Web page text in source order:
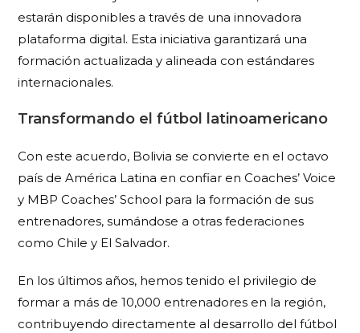
estarán disponibles a través de una innovadora
plataforma digital. Esta iniciativa garantizará una
formación actualizada y alineada con estándares
internacionales.
Transformando el fútbol latinoamericano
Con este acuerdo, Bolivia se convierte en el octavo
país de América Latina en confiar en Coaches’ Voice
y MBP Coaches’ School para la formación de sus
entrenadores, sumándose a otras federaciones
como Chile y El Salvador.
En los últimos años, hemos tenido el privilegio de
formar a más de 10,000 entrenadores en la región,
contribuyendo directamente al desarrollo del fútbol